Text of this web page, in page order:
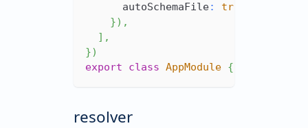
      autoSchemaFile
: true
}) ,
] ,
})
export
class AppModule {
resolver